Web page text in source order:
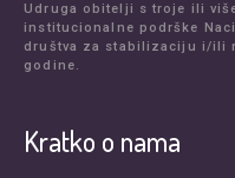
Udruga obitelji s troje ili
institucionalne podrške
društva za stabilizaciju i/ili
godine.
Kratko o nama